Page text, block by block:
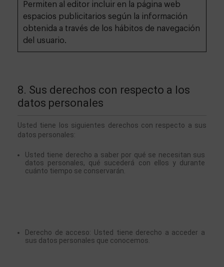
Permiten al editor incluir en la página web
espacios publicitarios según la información
obtenida a través de los hábitos de navegación
del usuario.
8. Sus derechos con respecto a los
datos personales
Usted tiene los siguientes derechos con respecto a sus
datos personales:
Usted tiene derecho a saber por qué se necesitan sus
datos personales, qué sucederá con ellos y durante
cuánto tiempo se conservarán.
Derecho de acceso: Usted tiene derecho a acceder a
sus datos personales que conocemos.